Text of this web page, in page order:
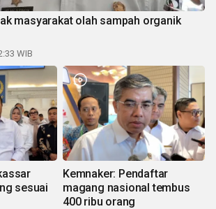
masyarakat olah sampah organik
WIB
sesuai
Kemnaker: Pendaftar
magang nasional tembus
400 ribu orang